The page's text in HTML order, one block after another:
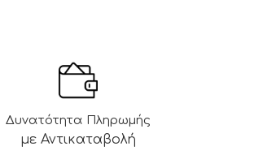
Δυνατότητα Πληρωμής
με Αντικαταβολή